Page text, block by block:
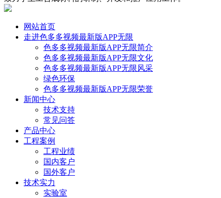
网站首页
走进色多多视频最新版APP无限
色多多视频最新版APP无限简介
色多多视频最新版APP无限文化
色多多视频最新版APP无限风采
绿色环保
色多多视频最新版APP无限荣誉
新闻中心
技术支持
常见问答
产品中心
工程案例
工程业绩
国内客户
国外客户
技术实力
实验室